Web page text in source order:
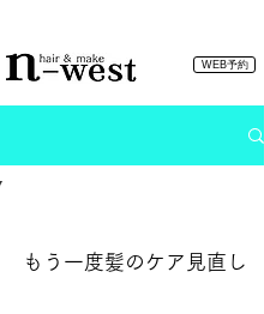
WEB予約
もう一度髪のケア見直し